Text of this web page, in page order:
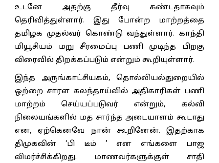
உடனே அதற்கு தீர்வு கண்டதாகவும்
தெரிவித்துள்ளார். இது போன்ற மாற்றத்தை
தமிழக முதல்வர் கொண்டு வந்துள்ளார். காந்தி
மியூசியம் மறு சீரமைப்பு பணி முடிந்த பிறகு
விரைவில் திறக்கப்படும் என்றும் கூறியுள்ளார்.
இந்த அருங்காட்சியகம், தொல்லியல்துறையில்
ஒற்றை சாரள கலந்தாய்வில் அதிகாரிகள் பணி
மாற்றம் செய்யப்படுவர் என்றும், கல்வி
நிலையங்களில் மத சார்ந்த அடையாளம் கூடாது
என, ஏற்கெனவே நான் கூறினேன். இதற்காக
திமுகவின் ‘பி டீம் ’ என எங்களை பாஜ
விமர்ச்சிக்கிறது. மாணவர்களுக்குள் சாதி